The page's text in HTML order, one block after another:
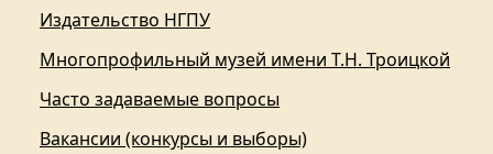
Издательство НГПУ
Многопрофильный музей имени Т.Н. Троицкой
Часто задаваемые вопросы
Вакансии (конкурсы и выборы)